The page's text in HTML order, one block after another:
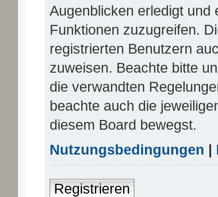
Augenblicken erledigt und
Funktionen zuzugreifen.
registrierten Benutzern
zuweisen. Beachte bitte
die verwandten
beachte auch die
diesem Board bewegst.
Nutzungsbedingungen |
Registrieren